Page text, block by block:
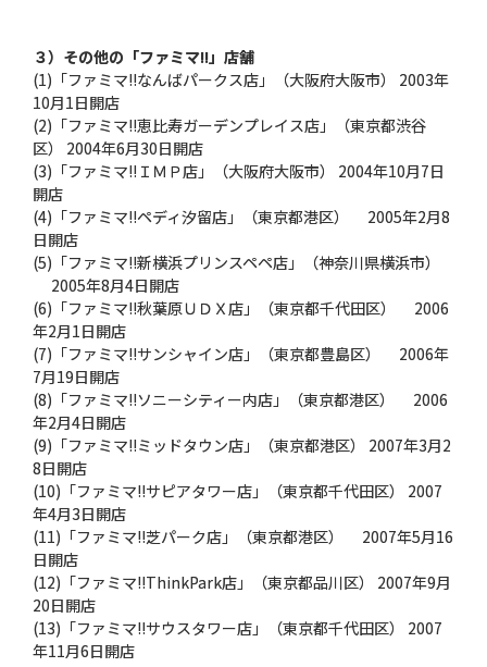
３）その他の「ファミマ!!」店舗
(1)「ファミマ!!なんばパークス店」（大阪府大阪市） 2003年
10月1日開店
(2)「ファミマ!!恵比寿ガーデンプレイス店」（東京都渋谷
区） 2004年6月30日開店
(3)「ファミマ!!ＩＭＰ店」（大阪府大阪市） 2004年10月7日
開店
(4)「ファミマ!!ペディ汐留店」（東京都港区） 2005年2月8
日開店
(5)「ファミマ!!新横浜プリンスペペ店」（神奈川県横浜市）
2005年8月4日開店
(6)「ファミマ!!秋葉原ＵＤＸ店」（東京都千代田区） 2006
年2月1日開店
(7)「ファミマ!!サンシャイン店」（東京都豊島区） 2006年
7月19日開店
(8)「ファミマ!!ソニーシティー内店」（東京都港区） 2006
年2月4日開店
(9)「ファミマ!!ミッドタウン店」（東京都港区） 2007年3月2
8日開店
(10)「ファミマ!!サピアタワー店」（東京都千代田区） 2007
年4月3日開店
(11)「ファミマ!!芝パーク店」（東京都港区） 2007年5月16
日開店
(12)「ファミマ!!ThinkPark店」（東京都品川区） 2007年9月
20日開店
(13)「ファミマ!!サウスタワー店」（東京都千代田区） 2007
年11月6日開店